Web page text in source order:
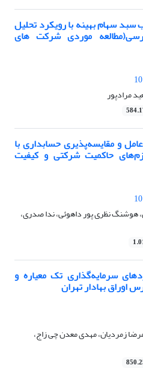
سبد سهام بهینه با رویکرد تحلیل
موردی شرکت های
مرادپور
و مقایسه‌پذیری حسابداری با
حاکمیت شرکتی و کیفیت
هوشنگ نظری پور داهوئی، ندا صدری،
سرمایه‌گذاری تک معیاره و
اوراق بهادار تهران
زمردیان، مهدی معدن چی زاج،